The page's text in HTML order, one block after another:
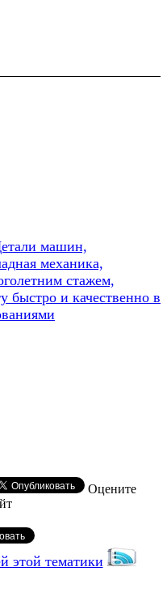
машин,
механика,
стажем,
быстро и качественно в
Оцените
этой тематики